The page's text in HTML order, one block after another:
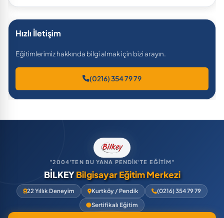
Hızlı İletişim
Eğitimlerimiz hakkında bilgi almak için bizi arayın.
(0216) 354 79 79
"2004'TEN BU YANA PENDİK'TE EĞİTİM"
BİLKEYBilgisayar Eğitim Merkezi
22 Yıllık Deneyim Kurtköy / Pendik
(0216) 354 79 79
Sertifikalı Eğitim